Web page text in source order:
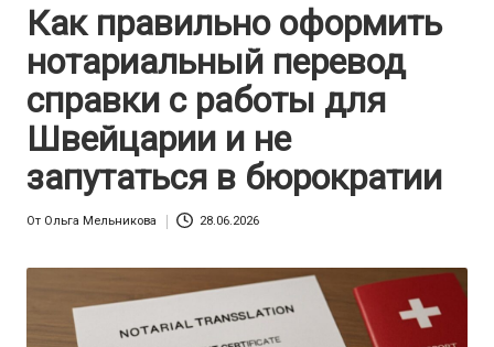
Как правильно оформить
нотариальный перевод
справки с работы для
Швейцарии и не
запутаться в бюрократии
От Ольга Мельникова 28.06.2026